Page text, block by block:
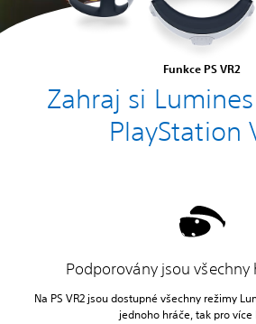
Funkce PS VR2
Zahraj si
PlayStation
Podporovány jsou všechny
Na PS VR2 jsou dostupné všechny režimy
jednoho hráče, tak pro více